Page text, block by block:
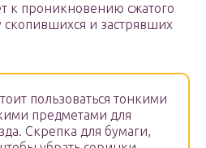
к проникновению сжатого
скопившихся и застрявших
пользоваться тонкими
предметами для
Скрепка для бумаги,